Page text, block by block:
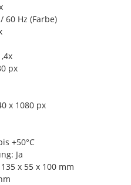
60 Hz (Farbe)
px
x 1080 px
+50°C
Ja
x 55 x 100 mm